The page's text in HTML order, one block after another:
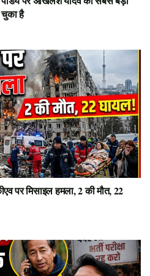
है
पर मिसाइल हमला, 2 की मौत, 22